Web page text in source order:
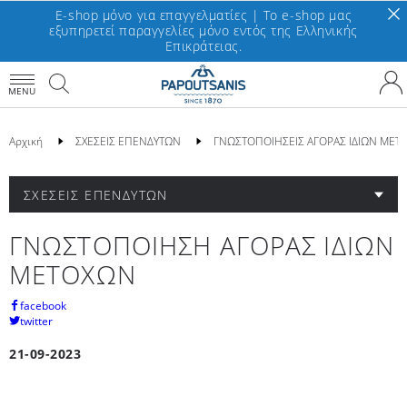
E-shop μόνο για επαγγελματίες | To e-shop μας
εξυπηρετεί παραγγελίες μόνο εντός της Ελληνικής
Επικράτειας.
MENU
Αρχική ΣΧΕΣΕΙΣ ΕΠΕΝΔΥΤΩΝ ΓΝΩΣΤΟΠΟΙΗΣΕΙΣ ΑΓΟΡΑΣ ΙΔΙΩΝ
ΣΧΕΣΕΙΣ ΕΠΕΝΔΥΤΩΝ
ΓΝΩΣΤΟΠΟΙΗΣΗ ΑΓΟΡΑΣ ΙΔΙΩΝ
ΜΕΤΟΧΩΝ
facebook
twitter
21-09-2023